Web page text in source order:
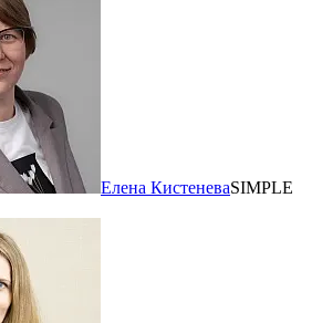
Елена КистеневаSIMPLE